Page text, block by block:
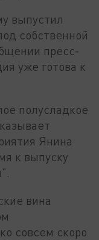
выпустил
собственной
пресс-
уже готова к
полусладкое
Янина
к выпуску
вина
совсем скоро